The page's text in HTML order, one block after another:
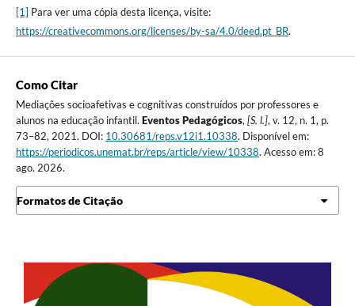
[1] Para ver uma cópia desta licença, visite:
https://creativecommons.org/licenses/by-sa/4.0/deed.pt_BR.
Como Citar
Mediações socioafetivas e cognitivas construídos por professores e
alunos na educação infantil. Eventos Pedagógicos, [S. l.], v. 12, n. 1, p.
73–82, 2021. DOI: 10.30681/reps.v12i1.10338. Disponível em:
https://periodicos.unemat.br/reps/article/view/10338. Acesso em: 8
ago. 2026.
Formatos de Citação